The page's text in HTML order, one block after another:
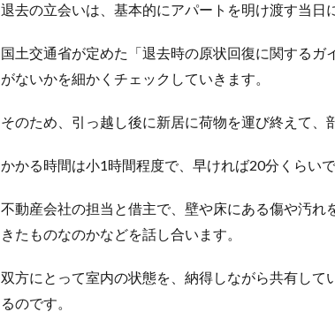
退去の立会いは、基本的にアパートを明け渡す当日
国土交通省が定めた「退去時の原状回復に関する
がないかを細かくチェックしていきます。
そのため、引っ越し後に新居に荷物を運び終えて、
かかる時間は小1時間程度で、早ければ20分くらい
不動産会社の担当と借主で、壁や床にある傷や汚
きたものなのかなどを話し合います。
双方にとって室内の状態を、納得しながら共有し
るのです。